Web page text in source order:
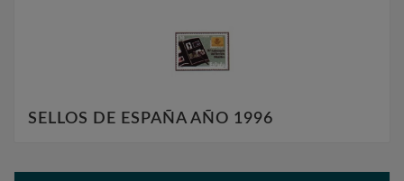
SELLOS DE ESPAÑA AÑO 1996